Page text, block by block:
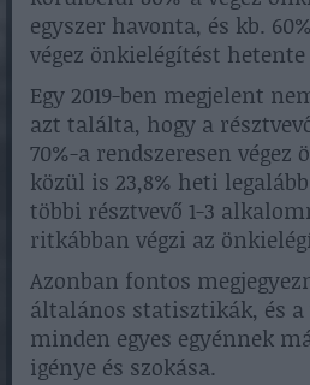
egyszer havonta, és kb.
végez önkielégítést hetente
Egy 2019-ben megjelent
azt találta, hogy a
70%-a rendszeresen végez
közül is 23,8% heti
többi résztvevő 1-3
ritkábban végzi az
Azonban fontos
általános statisztikák, és a
minden egyes egyénnek
igénye és szokása.